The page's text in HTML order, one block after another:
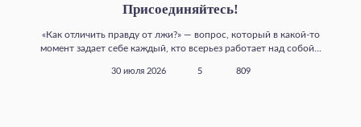
Присоединяйтесь!
«Как отличить правду от лжи?» — вопрос, который в какой‑то
момент задает себе каждый, кто всерьез работает над собой...
30 июля 2026 5 809